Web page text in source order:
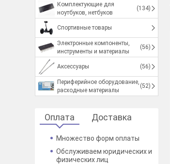
Комплектующие для
ноутбуков, нетбуков
(134)
Спортивные товары
Электронные компоненты,
инструменты и материалы
(56)
Аксессуары (56)
Периферийное оборудование,
расходные материалы
(52)
Оплата Доставка
Множество форм оплаты
Обслуживаем юридических и
физических лиц